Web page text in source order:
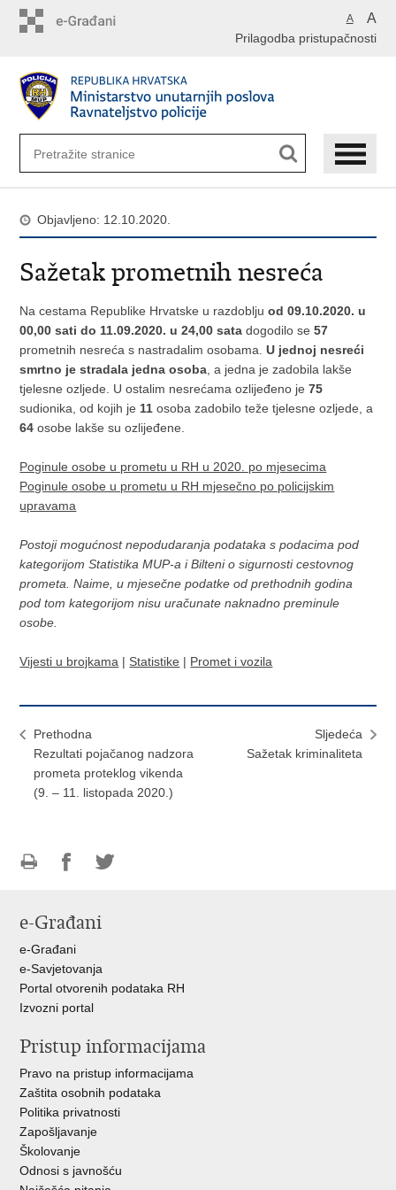
A A
Prilagodba pristupačnosti
Objavljeno: 12.10.2020.
Sažetak prometnih nesreća
Na cestama Republike Hrvatske u razdobljuod 09.10.2020. u
00,00 sati do 11.09.2020. u 24,00 sata dogodilo se57
prometnih nesreća s nastradalim osobama.U jednoj nesreći
smrtno je stradala jedna osoba , a jedna je zadobila lakše
tjelesne ozljede. U ostalim nesrećama ozlijeđeno je75
sudionika, od kojih je 11 osoba zadobilo teže tjelesne ozljede, a
64osobe lakše su ozlijeđene.
Poginule osobe u prometu u RH u 2020. po mjesecima
Poginule osobe u prometu u RH mjesečno po policijskim
upravama
Postoji mogućnost nepodudaranja podataka s podacima pod
kategorijom Statistika MUP-a i Bilteni o sigurnosti cestovnog
prometa. Naime, u mjesečne podatke od prethodnih godina
pod tom kategorijom nisu uračunate naknadno preminule
osobe.
Vijesti u brojkama | Statistike | Promet i vozila
Prethodna
Rezultati pojačanog nadzora
prometa proteklog vikenda
(9. – 11. listopada 2020.)
Sljedeća
Sažetak kriminaliteta
FacebookuTwitteru
e-Građani
e-Građani
e-Savjetovanja
Portal otvorenih podataka RH
Izvozni portal
Pristup informacijama
Pravo na pristup informacijama
Zaštita osobnih podataka
Politika privatnosti
Zapošljavanje
Školovanje
Odnosi s javnošću